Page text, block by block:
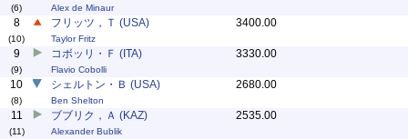
(6) Alex de Minaur
8
(10)
フリッツ，Ｔ (USA)
Taylor Fritz
3400.00
9
(9)
コボッリ・Ｆ (ITA)
Flavio Cobolli
3330.00
10
(8)
シェルトン・Ｂ (USA)
Ben Shelton
2680.00
11
(11)
ブブリク，Ａ (KAZ)
Alexander Bublik
2535.00